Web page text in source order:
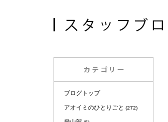
ブログトップ
アオイミのひとりごと (272)